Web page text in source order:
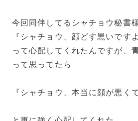
今回同伴してるシャチョウ秘書
『シャチョウ、顔どす黒いです
って心配してくれたんですが、
って思ってたら
『シャチョウ、本当に顔が悪く